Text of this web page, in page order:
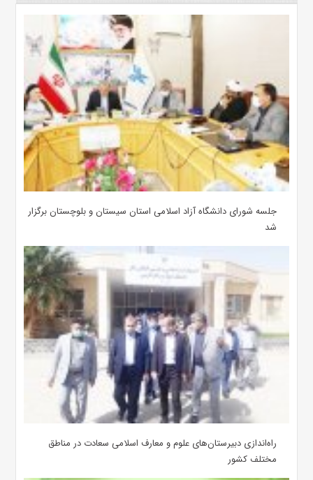
جلسه شورای دانشگاه آزاد اسلامی استان سیستان و بلوچستان برگزار
شد
‌راه‌اندازی دبیرستان‌های علوم و معارف اسلامی سعادت در مناطق
مختلف کشور